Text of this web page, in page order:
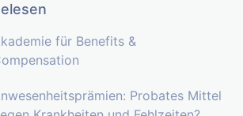
für Benefits &
Probates Mittel